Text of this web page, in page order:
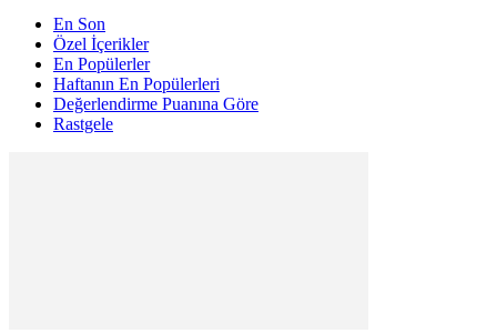
En Son
Özel İçerikler
En Popülerler
Haftanın En Popülerleri
Değerlendirme Puanına Göre
Rastgele